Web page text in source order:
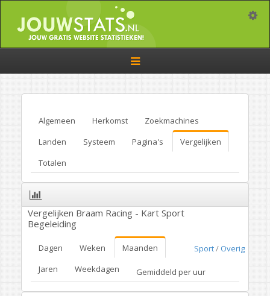
Toggle
navigation
Algemeen Herkomst
Zoekmachines
Landen
Systeem Pagina's
Vergelijken
Totalen
Vergelijken Braam Racing - Kart Sport
Begeleiding
Sport/ Overig
Dagen Weken
Maanden
Jaren
Weekdagen Gemiddeld per uur